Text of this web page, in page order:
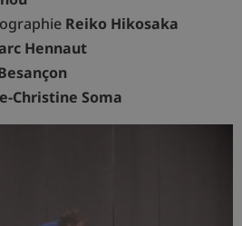
Reiko Hikosaka
Hennaut
Christine Soma